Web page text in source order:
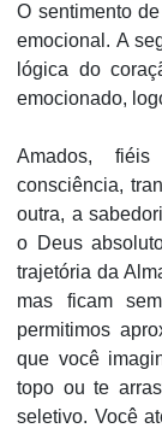
O sentimento
emocional. A
lógica do
emocionado,
Amados,
consciência,
outra, a
o Deus
trajetória da
mas ficam
permitimos
que você
topo ou te
seletivo. Você